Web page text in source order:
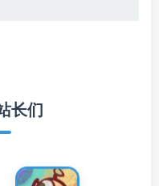
长们